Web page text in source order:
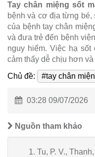
Tay chân miệng sốt
bệnh và cơ địa từng
của bệnh tay chân
và đưa trẻ đến bệnh
nguy hiểm. Việc hạ
cảm thấy dễ chịu hơn
Chủ đề:
#tay chân
03:28 09/07/2026
Nguồn tham khảo
Tu, P. V.,